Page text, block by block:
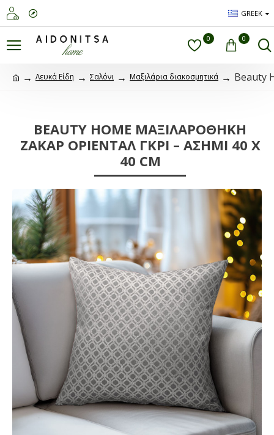
GREEK
0 0
Λευκά Είδη Σαλόνι Μαξιλάρια διακοσμητικά Beauty
BEAUTY HOME ΜΑΞΙΛΑΡΟΘΗΚΗ
ΖΑΚΑΡ ΟΡΙΕΝΤΑΛ ΓΚΡΙ – ΑΣΗΜΙ 40 X
40 CM